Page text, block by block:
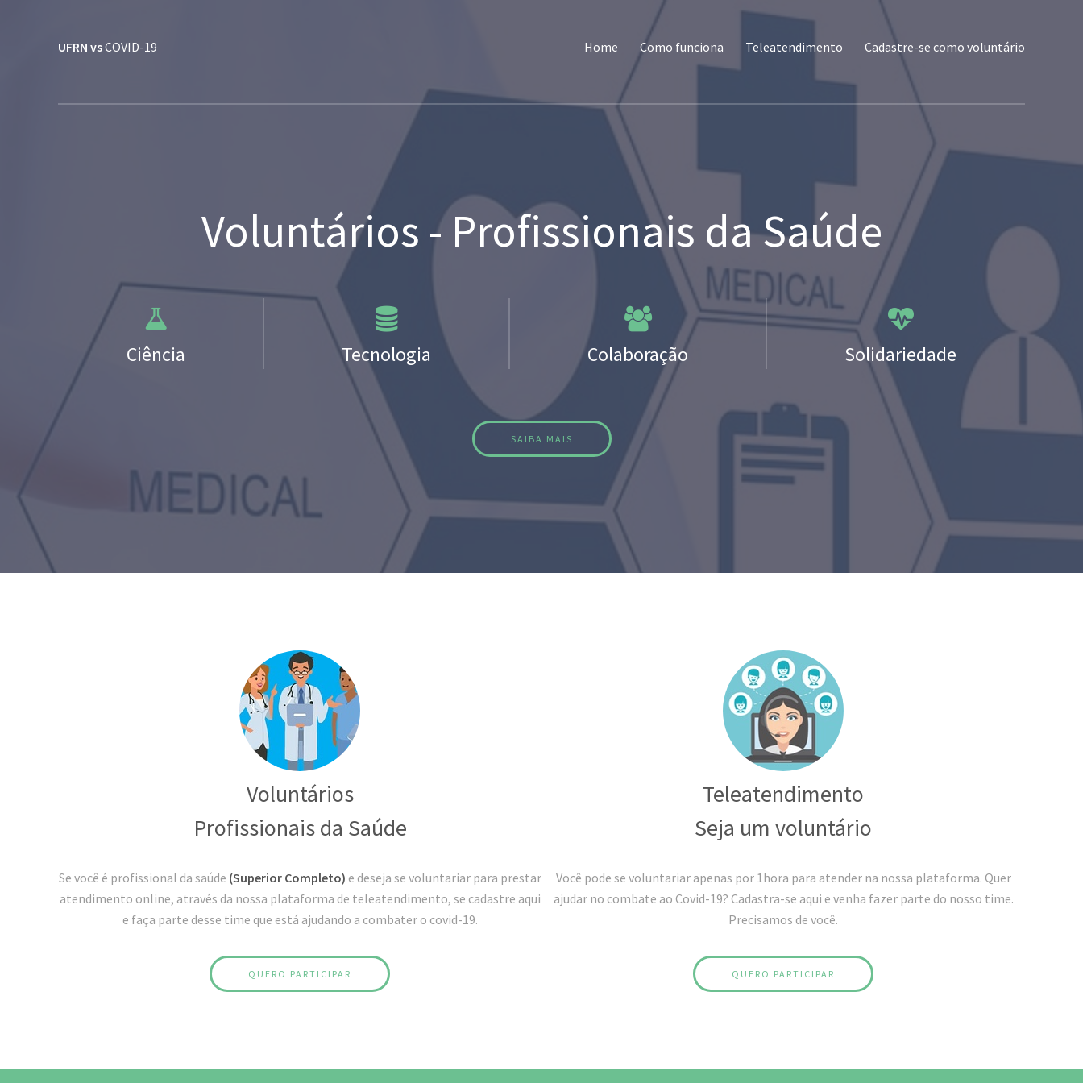
UFRN vsCOVID-19 Home Como funciona Teleatendimento Cadastre-se como voluntário
Voluntários - Profissionais da Saúde
Ciência Tecnologia Colaboração Solidariedade
SAIBA MAIS
Voluntários
Profissionais da Saúde
Se você é profissional da saúde (Superior Completo) e deseja se voluntariar para prestar
atendimento online, através da nossa plataforma de teleatendimento, se cadastre aqui
e faça parte desse time que está ajudando a combater o covid-19.
QUERO PARTICIPAR
Teleatendimento
Seja um voluntário
Você pode se voluntariar apenas por 1hora para atender na nossa plataforma. Quer
ajudar no combate ao Covid-19? Cadastra-se aqui e venha fazer parte do nosso time.
Precisamos de você.
QUERO PARTICIPAR